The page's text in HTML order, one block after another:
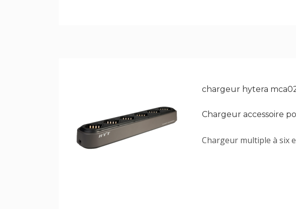
chargeur hytera
Chargeur accessoire
Chargeur multiple à six